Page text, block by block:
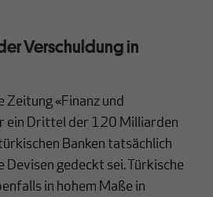
Verschuldung in
Zeitung «Finanz und
ein Drittel der 120 Milliarden
Banken tatsächlich
gedeckt sei. Türkische
in hohem Maße in